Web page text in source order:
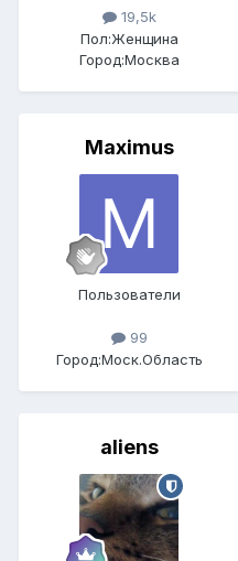
19,5k
Пол:Женщина
Город:Москва
Maximus
Пользователи
99
Город:Моск.Область
aliens